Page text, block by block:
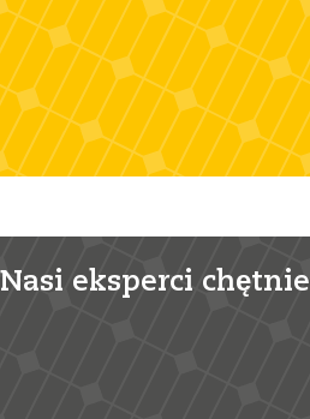
eksperci chętnie